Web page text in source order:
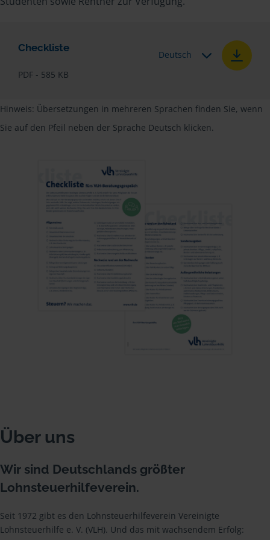
Checkliste
PDF - 585 KB
Deutsch
Hinweis: Übersetzungen in mehreren Sprachen finden Sie, wenn
Sie auf den Pfeil neben der Sprache Deutsch klicken.
Über uns
Wir sind Deutschlands größter
Lohnsteuerhilfeverein.
Seit 1972 gibt es den Lohnsteuerhilfeverein Vereinigte
Lohnsteuerhilfe e. V. (VLH). Und das mit wachsendem Erfolg: